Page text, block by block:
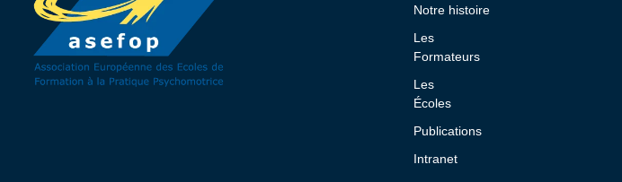
Notre histoire
Les
Formateurs
Les
Écoles
Publications
Intranet